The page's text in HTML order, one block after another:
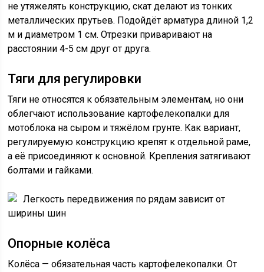
не утяжелять конструкцию, скат делают из тонких
металлических прутьев. Подойдёт арматура длиной 1,2
м и диаметром 1 см. Отрезки приваривают на
расстоянии 4-5 см друг от друга.
Тяги для регулировки
Тяги не относятся к обязательным элементам, но они
облегчают использование картофелекопалки для
мотоблока на сыром и тяжёлом грунте. Как вариант,
регулируемую конструкцию крепят к отдельной раме,
а её присоединяют к основной. Крепления затягивают
болтами и гайками.
Легкость передвижения по рядам зависит от
ширины шин
Опорные колёса
Колёса — обязательная часть картофелекопалки. От